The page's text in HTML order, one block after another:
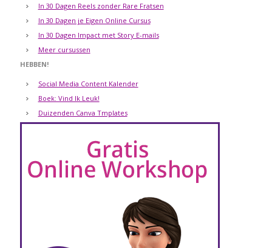
In 30 Dagen Reels zonder Rare Fratsen
In 30 Dagen je Eigen Online Cursus
In 30 Dagen Impact met Story E-mails
Meer cursussen
HEBBEN!
Social Media Content Kalender
Boek: Vind Ik Leuk!
Duizenden Canva Tmplates